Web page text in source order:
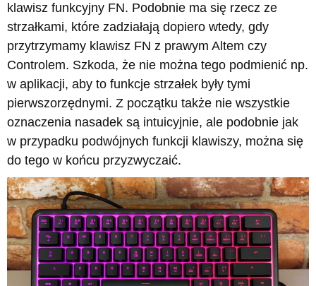
klawisz funkcyjny FN. Podobnie ma się rzecz ze
strzałkami, które zadziałają dopiero wtedy, gdy
przytrzymamy klawisz FN z prawym Altem czy
Controlem. Szkoda, że nie można tego podmienić np.
w aplikacji, aby to funkcje strzałek były tymi
pierwszorzędnymi. Z początku także nie wszystkie
oznaczenia nasadek są intuicyjnie, ale podobnie jak
w przypadku podwójnych funkcji klawiszy, można się
do tego w końcu przyzwyczaić.